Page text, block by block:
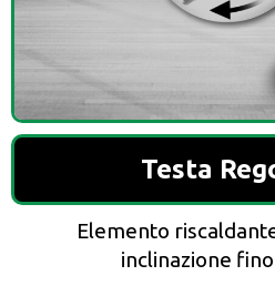
Testa
Elemento
inclinazione